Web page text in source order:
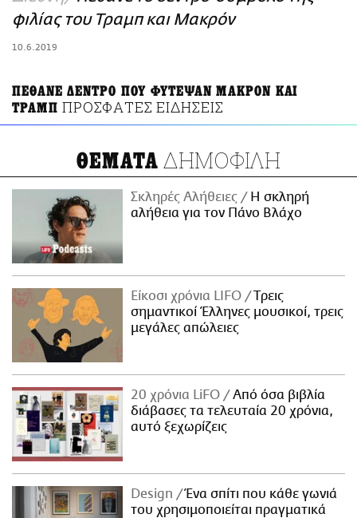
ΑΜΠΑ
PRINT
φιλίας του Τραμπ και Μακρόν
10.6.2019
ΠΕΘΑΝΕ ΔΕΝΤΡΟ ΠΟΥ ΦΥΤΕΨΑΝ ΜΑΚΡΟΝ ΚΑΙ
ΤΡΑΜΠ ΠΡΟΣΦΑΤΕΣ ΕΙΔΗΣΕΙΣ
ΘΕΜΑΤΑ ΔΗΜΟΦΙΛΗ
Σκληρές Αλήθειες
H σκληρή
αλήθεια για τον Πάνο Βλάχο
Είκοσι χρόνια LIFO
Tρεις
σημαντικοί Έλληνες μουσικοί, τρεις
μεγάλες απώλειες
20 χρόνια LiFO
Από όσα βιβλία
διάβασες τα τελευταία 20 χρόνια,
αυτό ξεχωρίζεις
Design
Ένα σπίτι που κάθε γωνιά
του χρησιμοποιείται πραγματικά